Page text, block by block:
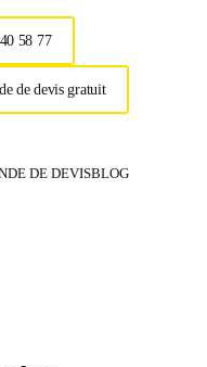
58 77
de devis gratuit
DE DEVISBLOG